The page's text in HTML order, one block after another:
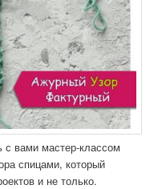
вами мастер-классом
спицами, который
и не только.